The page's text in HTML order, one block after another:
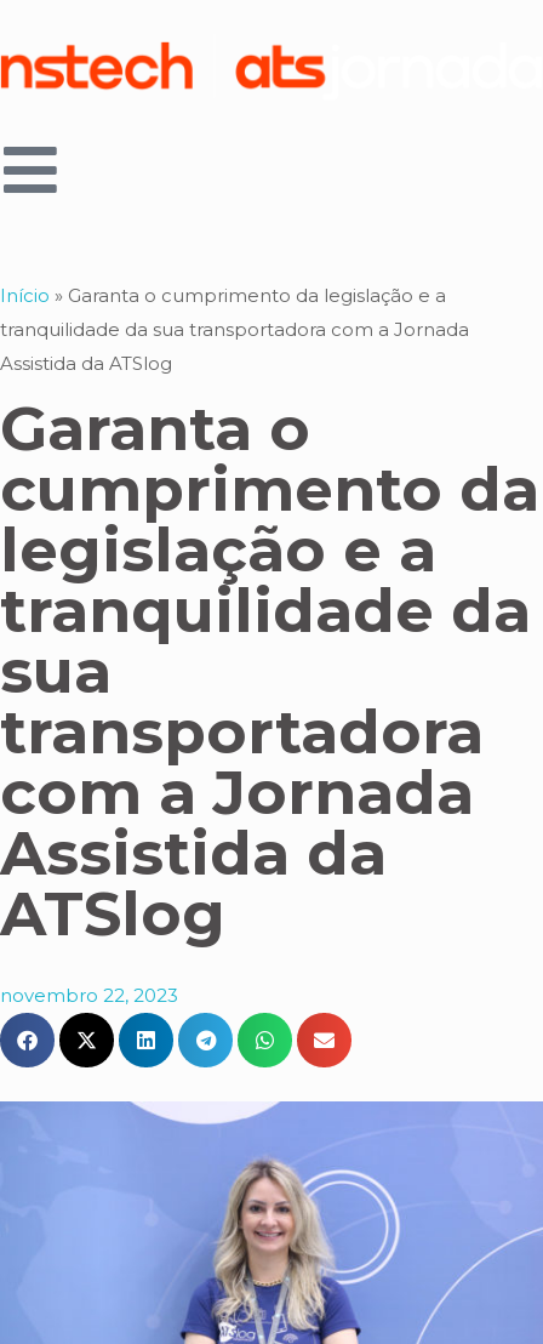
Início » Garanta o cumprimento da legislação e a
tranquilidade da sua transportadora com a Jornada
Assistida da ATSlog
Garanta o
cumprimento da
legislação e a
tranquilidade da
sua
transportadora
com a Jornada
Assistida da
ATSlog
novembro 22, 2023